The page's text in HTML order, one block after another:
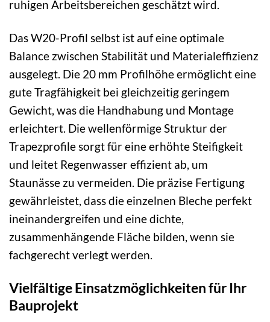
ruhigen Arbeitsbereichen geschätzt wird.
Das W20-Profil selbst ist auf eine optimale
Balance zwischen Stabilität und Materialeffizienz
ausgelegt. Die 20 mm Profilhöhe ermöglicht eine
gute Tragfähigkeit bei gleichzeitig geringem
Gewicht, was die Handhabung und Montage
erleichtert. Die wellenförmige Struktur der
Trapezprofile sorgt für eine erhöhte Steifigkeit
und leitet Regenwasser effizient ab, um
Staunässe zu vermeiden. Die präzise Fertigung
gewährleistet, dass die einzelnen Bleche perfekt
ineinandergreifen und eine dichte,
zusammenhängende Fläche bilden, wenn sie
fachgerecht verlegt werden.
Vielfältige Einsatzmöglichkeiten für Ihr
Bauprojekt